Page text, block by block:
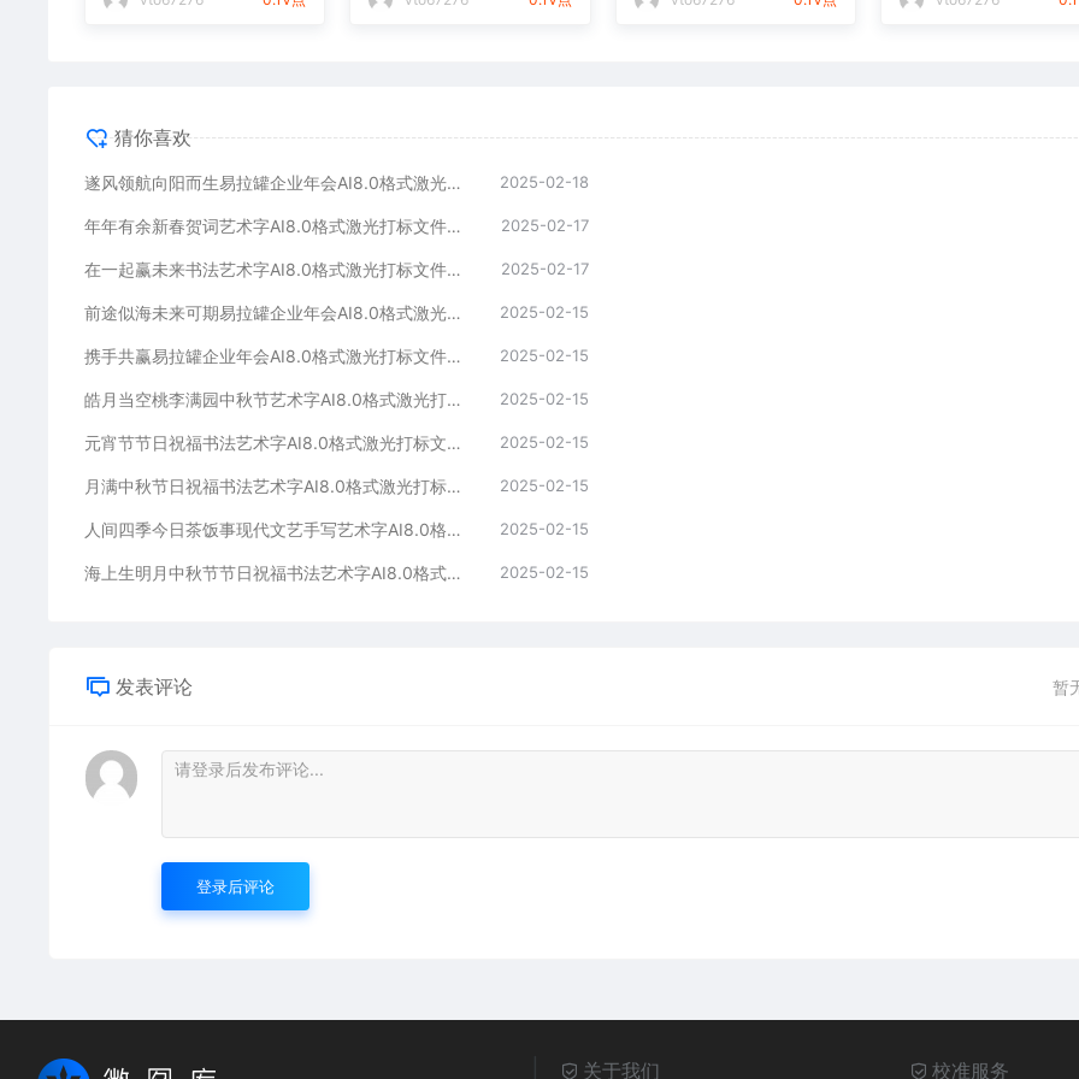
猜你喜欢
遂风领航向阳而生易拉罐企业年会AI8.0格式激光打标文件通用矢量图 2025-02-18
年年有余新春贺词艺术字AI8.0格式激光打标文件通用矢量图 2025-02-17
在一起赢未来书法艺术字AI8.0格式激光打标文件通用矢量图 2025-02-17
前途似海未来可期易拉罐企业年会AI8.0格式激光打标文件通用矢量图 2025-02-15
携手共赢易拉罐企业年会AI8.0格式激光打标文件通用矢量图 2025-02-15
皓月当空桃李满园中秋节艺术字AI8.0格式激光打标文件通用矢量图 2025-02-15
元宵节节日祝福书法艺术字AI8.0格式激光打标文件通用矢量图 2025-02-15
月满中秋节日祝福书法艺术字AI8.0格式激光打标文件通用矢量图 2025-02-15
人间四季今日茶饭事现代文艺手写艺术字AI8.0格式激光打标文件通用矢量图 2025-02-15
海上生明月中秋节节日祝福书法艺术字AI8.0格式激光打标文件通用矢量图 2025-02-15
发表评论 暂
登录后评论
关于我们 校准服务